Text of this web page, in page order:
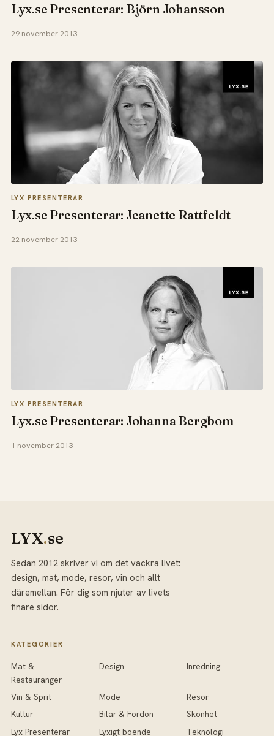
Lyx.se Presenterar: Björn Johansson
29 november 2013
LYX PRESENTERAR
Lyx.se Presenterar: Jeanette Rattfeldt
22 november 2013
LYX PRESENTERAR
Lyx.se Presenterar: Johanna Bergbom
1 november 2013
LYX.se
Sedan 2012 skriver vi om det vackra livet:
design, mat, mode, resor, vin och allt
däremellan. För dig som njuter av livets
finare sidor.
KATEGORIER
Mat &
Restauranger
Design Inredning
Vin & Sprit Mode
Resor
Kultur
Bilar & Fordon
Skönhet
Lyx Presenterar
Lyxigt boende Teknologi